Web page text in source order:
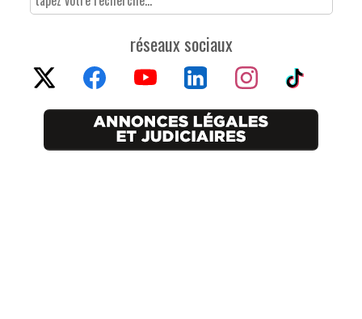
réseaux sociaux